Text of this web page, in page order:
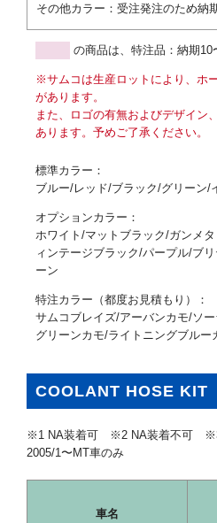
その他カラー： 受注発注のため納
の商品は、特注品：納期10
※サムコは生産ロットにより、ホ
があります。
また、ロゴの有無およびデザイン
あります。予めご了承ください。
標準カラー：
ブルー/レッド/ブラック/グリーン/
オプションカラー：
ホワイト/マットブラック/ガンメ
ィンテージブラック/パープル/ブ
ーン
特注カラー（都度お見積もり）：
サムコブレイズ/アーバンカモ/ソ
グリーンカモ/ライトニングブルー
COOLANT HOSE KIT
※1 NA装着可 ※2 NA装着不可
2005/1〜MT車のみ
車名